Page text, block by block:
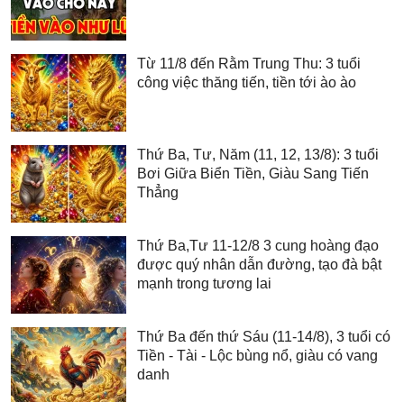
Từ 11/8 đến Rằm Trung Thu: 3 tuổi
công việc thăng tiến, tiền tới ào ào
Thứ Ba, Tư, Năm (11, 12, 13/8): 3 tuổi
Bơi Giữa Biển Tiền, Giàu Sang Tiến
Thẳng
Thứ Ba,Tư 11-12/8 3 cung hoàng đạo
được quý nhân dẫn đường, tạo đà bật
mạnh trong tương lai
Thứ Ba đến thứ Sáu (11-14/8), 3 tuổi có
Tiền - Tài - Lộc bùng nổ, giàu có vang
danh